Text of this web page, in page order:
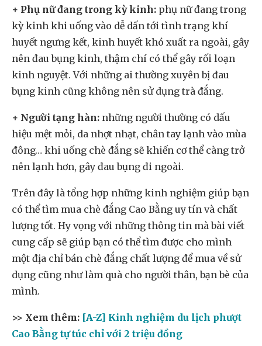
+ Phụ nữ đang trong kỳ kinh: phụ nữ đang trong
kỳ kinh khi uống vào dễ dấn tới tình trạng khí
huyết ngưng kết, kinh huyết khó xuất ra ngoài, gây
nên đau bụng kinh, thậm chí có thể gây rối loạn
kinh nguyệt. Với những ai thường xuyên bị đau
bụng kinh cũng không nên sử dụng trà đắng.
+ Người tạng hàn: những người thường có dấu
hiệu mệt mỏi, da nhợt nhạt, chân tay lạnh vào mùa
đông… khi uống chè đắng sẽ khiến cơ thể càng trở
nên lạnh hơn, gây đau bụng đi ngoài.
Trên đây là tổng hợp những kinh nghiệm giúp bạn
có thể tìm mua chè đắng Cao Bằng uy tín và chất
lượng tốt. Hy vọng với những thông tin mà bài viết
cung cấp sẽ giúp bạn có thể tìm được cho mình
một địa chỉ bán chè đắng chất lượng để mua về sử
dụng cũng như làm quà cho người thân, bạn bè của
mình.
>> Xem thêm: [A-Z] Kinh nghiệm du lịch phượt
Cao Bằng tự túc chỉ với 2 triệu đồng